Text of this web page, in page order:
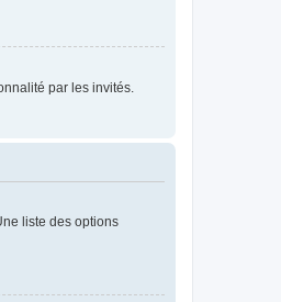
par les invités.
liste des options